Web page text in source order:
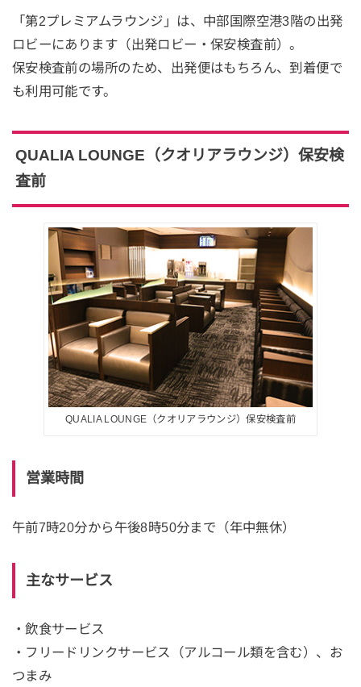
「第2プレミアムラウンジ」は、中部国際空港3階の出発
ロビーにあります（出発ロビー・保安検査前）。
保安検査前の場所のため、出発便はもちろん、到着便で
も利用可能です。
QUALIA LOUNGE（クオリアラウンジ）保安検
査前
QUALIA LOUNGE（クオリアラウンジ）保安検査前
営業時間
午前7時20分から午後8時50分まで（年中無休）
主なサービス
・飲食サービス
・フリードリンクサービス（アルコール類を含む）、お
つまみ